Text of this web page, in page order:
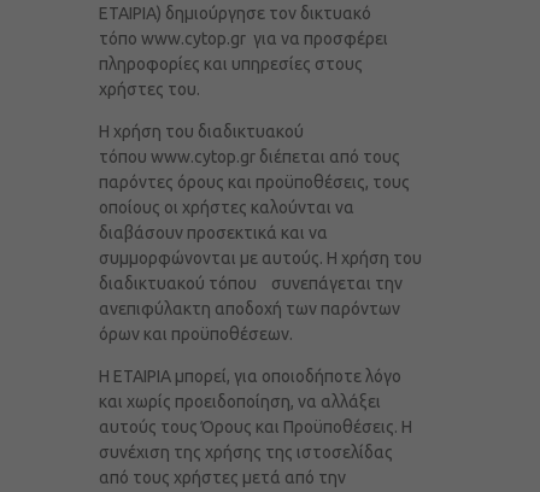
ΕΤΑΙΡΙΑ) δημιούργησε τον δικτυακό
τόπο www.cytop.grγια να προσφέρει
πληροφορίες και υπηρεσίες στους
χρήστες του.
Η χρήση του διαδικτυακού
τόπου www.cytop.grδιέπεται από τους
παρόντες όρους και προϋποθέσεις, τους
οποίους οι χρήστες καλούνται να
διαβάσουν προσεκτικά και να
συμμορφώνονται με αυτούς. Η χρήση του
διαδικτυακού τόπου συνεπάγεται την
ανεπιφύλακτη αποδοχή των παρόντων
όρων και προϋποθέσεων.
Η ΕΤΑΙΡΙΑ μπορεί, για οποιοδήποτε λόγο
και χωρίς προειδοποίηση, να αλλάξει
αυτούς τους Όρους και Προϋποθέσεις. Η
συνέχιση της χρήσης της ιστοσελίδας
από τους χρήστες μετά από την